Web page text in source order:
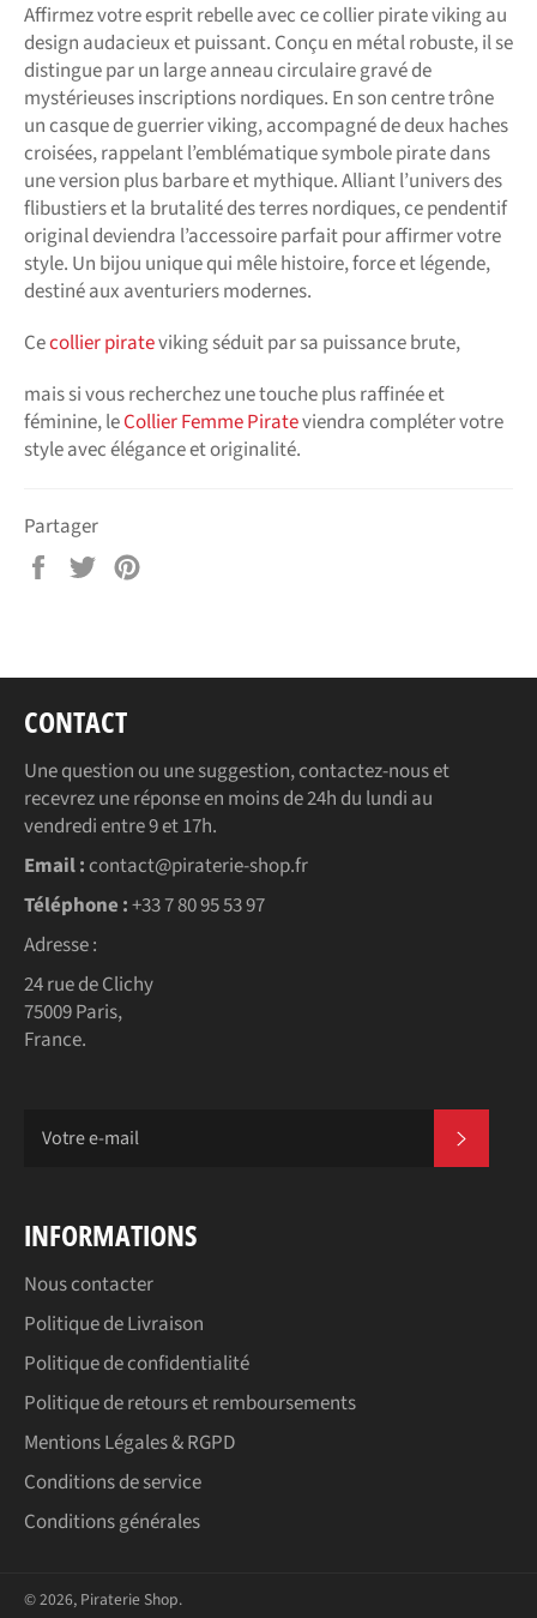
Affirmez votre esprit rebelle avec ce collier pirate viking au
design audacieux et puissant. Conçu en métal robuste, il se
distingue par un large anneau circulaire gravé de
mystérieuses inscriptions nordiques. En son centre trône
un casque de guerrier viking, accompagné de deux haches
croisées, rappelant l’emblématique symbole pirate dans
une version plus barbare et mythique. Alliant l’univers des
flibustiers et la brutalité des terres nordiques, ce pendentif
original deviendra l’accessoire parfait pour affirmer votre
style. Un bijou unique qui mêle histoire, force et légende,
destiné aux aventuriers modernes.
Cecollier pirateviking séduit par sa puissance brute,
mais si vous recherchez une touche plus raffinée et
féminine, leCollier Femme Pirateviendra compléter votre
style avec élégance et originalité.
Partager
PartagerTweeter
CONTACT
Une question ou une suggestion, contactez-nous et
recevrez une réponse en moins de 24h du lundi au
vendredi entre 9 et 17h.
Email : contact@piraterie-shop.fr
Téléphone :+33 7 80 95 53 97
Adresse :
24 rue de Clichy
75009 Paris,
France.
INFORMATIONS
Nous contacter
Politique de Livraison
Politique de confidentialité
Politique de retours et remboursements
Mentions Légales & RGPD
Conditions de service
Conditions générales
© 2026, Piraterie Shop.